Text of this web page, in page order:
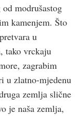
modrušastog
kamenjem. Što
u
tako vrckaju
zagrabim
u zlatno-mjedenu
zemlja slične
je naša zemlja,